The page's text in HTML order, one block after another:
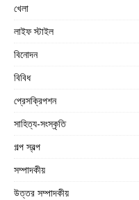
খেলা
লাইফ স্টাইল
বিনোদন
বিবিধ
প্রেসক্রিপশন
সাহিত্য-সংস্কৃতি
গল্প স্বল্প
সম্পাদকীয়
উত্তর সম্পাদকীয়